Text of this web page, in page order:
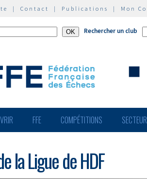
| Contact | Publications | Mon
Rechercher un club
FFE COMPÉTITIONS
la Ligue de HDF